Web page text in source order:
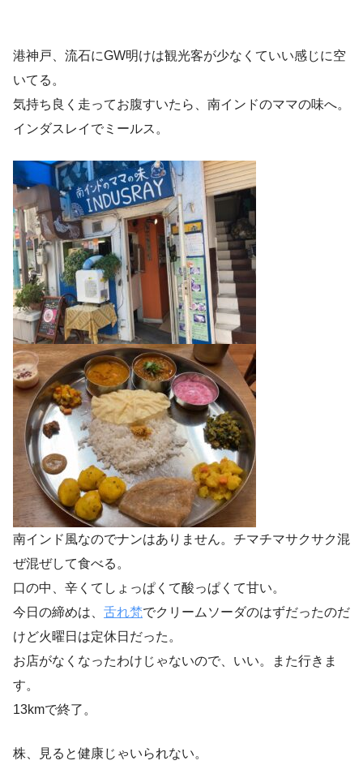
港神戸、流石にGW明けは観光客が少なくていい感じに空
いてる。
気持ち良く走ってお腹すいたら、南インドのママの味へ。
インダスレイでミールス。
南インド風なのでナンはありません。チマチマサクサク混
ぜ混ぜして食べる。
口の中、辛くてしょっぱくて酸っぱくて甘い。
今日の締めは、 舌れ梵でクリームソーダのはずだったのだ
けど火曜日は定休日だった。
お店がなくなったわけじゃないので、いい。また行きま
す。
13kmで終了。
株、見ると健康じゃいられない。